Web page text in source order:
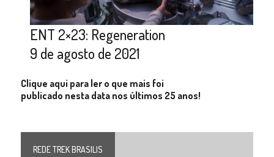
ENT 2×23: Regeneration
9 de agosto de 2021
Clique aqui para ler o que mais foi
publicado nesta data nos últimos 25 anos!
REDE TREK BRASILIS